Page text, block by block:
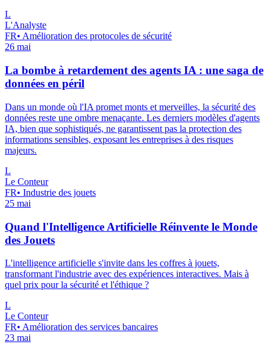
L
L'Analyste
FR• Amélioration des protocoles de sécurité
26 mai
La bombe à retardement des agents IA : une saga de
données en péril
Dans un monde où l'IA promet monts et merveilles, la sécurité des
données reste une ombre menaçante. Les derniers modèles d'agents
IA, bien que sophistiqués, ne garantissent pas la protection des
informations sensibles, exposant les entreprises à des risques
majeurs.
L
Le Conteur
FR• Industrie des jouets
25 mai
Quand l'Intelligence Artificielle Réinvente le Monde
des Jouets
L'intelligence artificielle s'invite dans les coffres à jouets,
transformant l'industrie avec des expériences interactives. Mais à
quel prix pour la sécurité et l'éthique ?
L
Le Conteur
FR• Amélioration des services bancaires
23 mai